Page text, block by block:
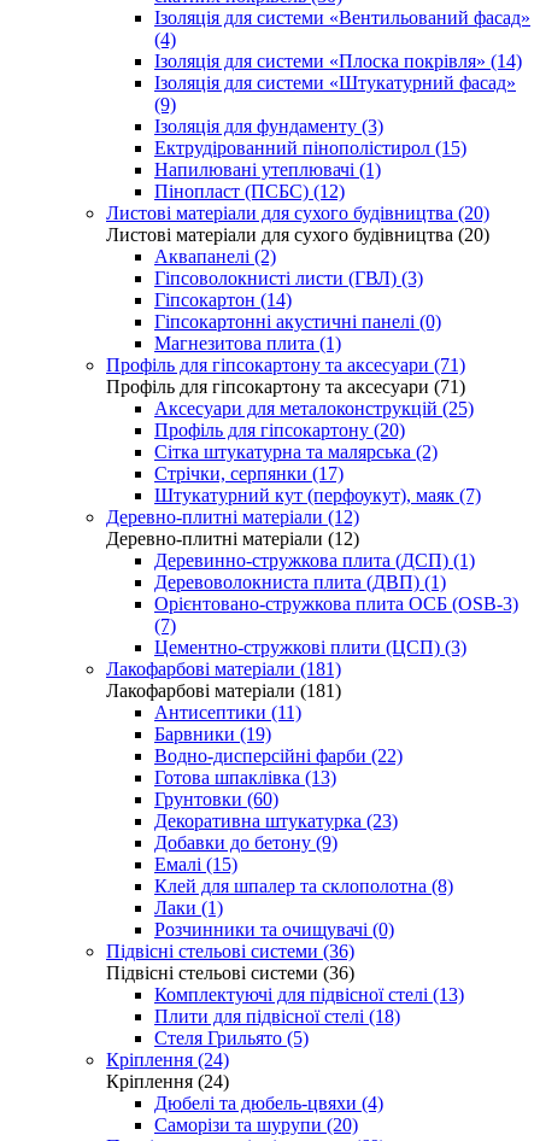
Ізоляція для системи «Вентильований фасад»
(4)
Ізоляція для системи «Плоска покрівля» (14)
Ізоляція для системи «Штукатурний фасад»
(9)
Ізоляція для фундаменту (3)
Ектрудірованний пінополістирол (15)
Напилювані утеплювачі (1)
Пінопласт (ПСБС) (12)
Листові матеріали для сухого будівництва (20)
Листові матеріали для сухого будівництва (20)
Аквапанелі (2)
Гіпсоволокнисті листи (ГВЛ) (3)
Гіпсокартон (14)
Гіпсокартонні акустичні панелі (0)
Магнезитова плита (1)
Профіль для гіпсокартону та аксесуари (71)
Профіль для гіпсокартону та аксесуари (71)
Аксесуари для металоконструкцій (25)
Профіль для гіпсокартону (20)
Сітка штукатурна та малярська (2)
Стрічки, серпянки (17)
Штукатурний кут (перфоукут), маяк (7)
Деревно-плитні матеріали (12)
Деревно-плитні матеріали (12)
Деревинно-стружкова плита (ДСП) (1)
Деревоволокниста плита (ДВП) (1)
Орієнтовано-стружкова плита ОСБ (OSB-3)
(7)
Цементно-стружкові плити (ЦСП) (3)
Лакофарбові матеріали (181)
Лакофарбові матеріали (181)
Антисептики (11)
Барвники (19)
Водно-дисперсійні фарби (22)
Готова шпаклівка (13)
Грунтовки (60)
Декоративна штукатурка (23)
Добавки до бетону (9)
Емалі (15)
Клей для шпалер та склополотна (8)
Лаки (1)
Розчинники та очищувачі (0)
Підвісні стельові системи (36)
Підвісні стельові системи (36)
Комплектуючі для підвісної стелі (13)
Плити для підвісної стелі (18)
Стеля Грильято (5)
Кріплення (24)
Кріплення (24)
Дюбелі та дюбель-цвяхи (4)
Саморізи та шурупи (20)